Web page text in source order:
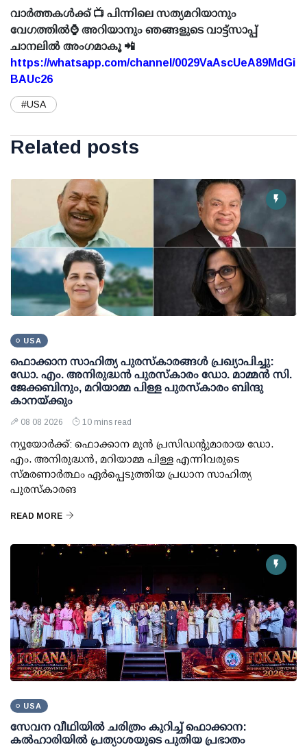
വാർത്തകൾക്ക് 📺 പിന്നിലെ സത്യമറിയാനും
വേഗത്തിൽ⌚ അറിയാനും ഞങ്ങളുടെ വാട്ട്സാപ്പ്
ചാനലിൽ അംഗമാകൂ 📲
https://whatsapp.com/channel/0029VaAscUeA89MdGi
BAUc26
#USA
Related posts
USA
ഫൊക്കാന സാഹിത്യ പുരസ്‌കാരങ്ങള്‍ പ്രഖ്യാപിച്ചു:
ഡോ. എം. അനിരുദ്ധന്‍ പുരസ്‌കാരം ഡോ. മാമ്മന്‍ സി.
ജേക്കബിനും, മറിയാമ്മ പിള്ള പുരസ്‌കാരം ബിന്ദു
കാനയ്ക്കും
08 08 2026 10 mins read
ന്യൂയോര്‍ക്ക്: ഫൊക്കാന മുന്‍ പ്രസിഡന്റുമാരായ ഡോ.
എം. അനിരുദ്ധന്‍, മറിയാമ്മ പിള്ള എന്നിവരുടെ
സ്മരണാര്‍ത്ഥം ഏര്‍പ്പെടുത്തിയ പ്രധാന സാഹിത്യ
പുരസ്‌കാരങ
READ MORE
USA
സേവന വീഥിയില്‍ ചരിത്രം കുറിച്ച് ഫൊക്കാന:
കല്‍ഹാരിയില്‍ പ്രത്യാശയുടെ പുതിയ പ്രഭാതം